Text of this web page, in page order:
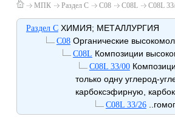
МПК Раздел C C08 C08L C08L
Раздел CХИМИЯ; МЕТАЛЛУРГИЯ
C08Органические
C08L Композиции
C08L 33/00
только одну углерод-
карбоксэфирную,
C08L 33/26